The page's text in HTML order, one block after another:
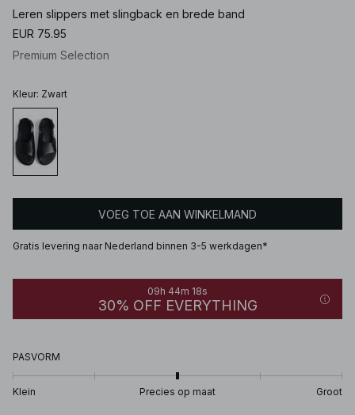
Leren slippers met slingback en brede band
EUR 75.95
Premium Selection
Kleur: Zwart
VOEG TOE AAN WINKELMAND
Gratis levering naar Nederland binnen 3-5 werkdagen*
09h 44m 18s
30% OFF EVERYTHING
PASVORM
Klein Precies op maat Groot